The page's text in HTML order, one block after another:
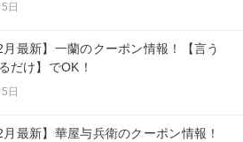
日
月最新】一蘭のクーポン情報！【言う
だけ】でOK！
日
月最新】華屋与兵衛のクーポン情報！